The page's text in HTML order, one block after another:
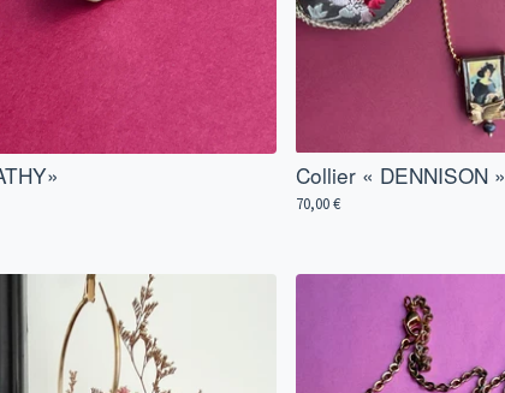
Collier « DENNISON »
70,00€